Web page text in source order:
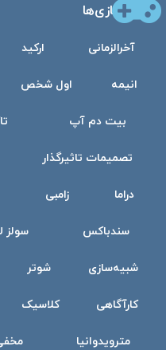
بازی‌ها
آخرالزمانی ارکید
انیمه اول شخص
بیت دم آپ
تصمیمات تاثیرگذار
دراما زامبی
سندباکس سولز
شبیه‌سازی شوتر
کارآگاهی کلاسیک
مترویدوانیا